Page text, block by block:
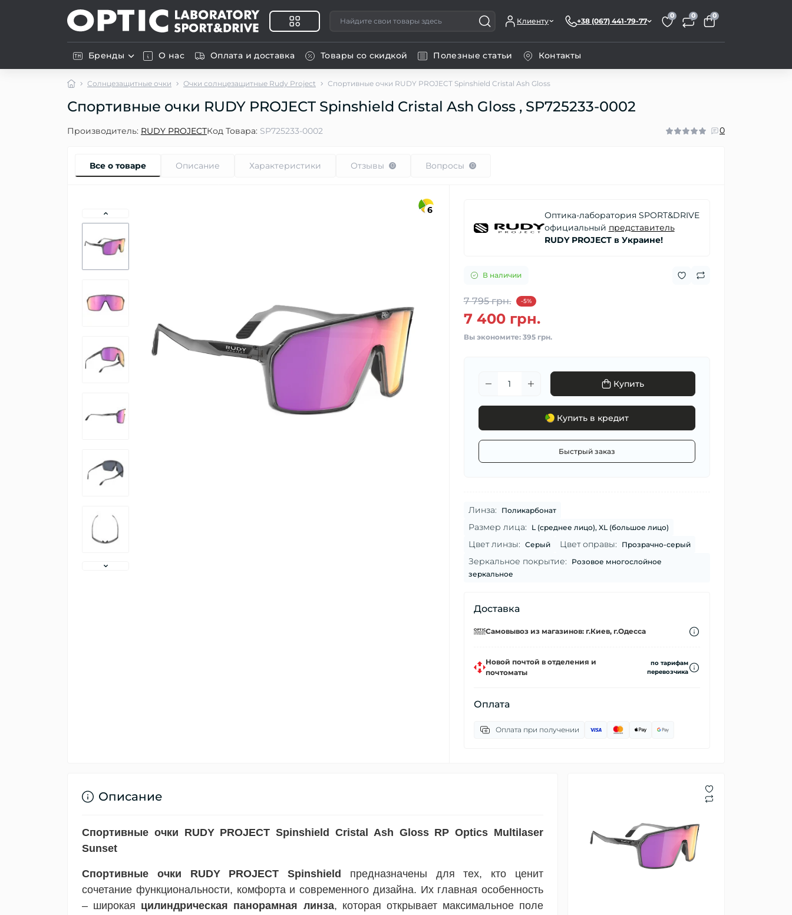
Клиенту +38 (067) 441-79-77
0 0 0
Бренды О нас Оплата и доставка Товары со скидкой Полезные статьи Контакты
Солнцезащитные очки Очки солнцезащитные Rudy Project Спортивные очки RUDY PROJECT Spinshield Cristal Ash Gloss
Спортивные очки RUDY PROJECT Spinshield Cristal Ash Gloss , SP725233-0002
Производитель: RUDY PROJECTКод Товара: SP725233-0002 0
Все о товаре Описание Характеристики Отзывы 0 Вопросы 0
6
Оптика-лаборатория SPORT&DRIVE
официальный представитель
RUDY PROJECTв Украине!
В наличии
7 795 грн. -5%
7 400 грн.
Вы экономите: 395 грн.
Купить
Купить в кредит
Быстрый заказ
Линза: Поликарбонат
Размер лица: L (среднее лицо), XL (большое лицо)
Цвет линзы: Серый Цвет оправы: Прозрачно-серый
Зеркальное покрытие:
Розовое многослойное
зеркальное
Доставка
Самовывоз из магазинов: г.Киев, г.Одесса
Новой почтой в отделения и
почтоматы
по тарифам
перевозчика
Оплата
Оплата при получении
Описание
Спортивные очки RUDY PROJECT Spinshield Cristal Ash Gloss RP Optics Multilaser
Sunset
Спортивные очки RUDY PROJECT Spinshield
предназначены для тех, кто ценит
сочетание функциональности, комфорта и современного дизайна. Их главная особенность
– широкая цилиндрическая панорамная линза, которая открывает максимальное поле